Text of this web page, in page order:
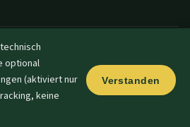
— Alle Rechte vorbehalten.
|Impressum Disclaimer|Login
optional
(aktiviert nur
keine
Verstanden